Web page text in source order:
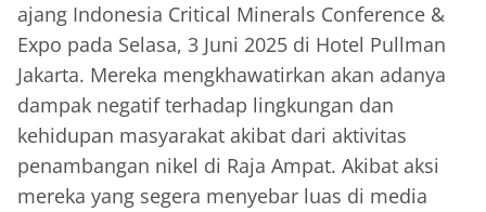
ajang Indonesia Critical Minerals Conference &
Expo pada Selasa, 3 Juni 2025 di Hotel Pullman
Jakarta. Mereka mengkhawatirkan akan adanya
dampak negatif terhadap lingkungan dan
kehidupan masyarakat akibat dari aktivitas
penambangan nikel di Raja Ampat. Akibat aksi
mereka yang segera menyebar luas di media